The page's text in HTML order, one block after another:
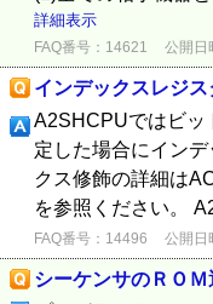
詳細表示
FAQ番号：14621 公開日
インデックスレジ
A2SHCPUではビッ
定した場合にイ
クス修飾の詳細は
を参照ください。
FAQ番号：14496 公開日
シーケンサのＲＯ